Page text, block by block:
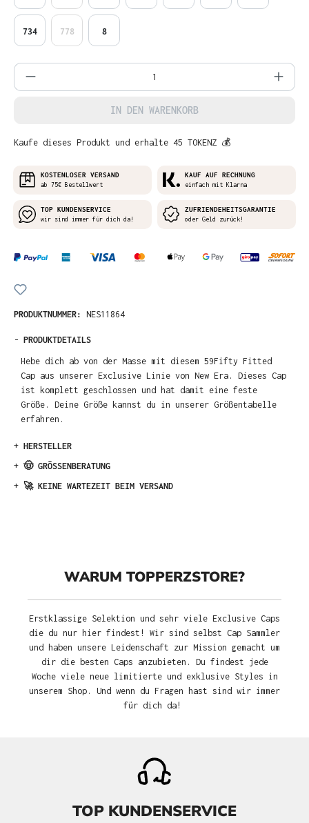
734 778 8
Produkt Anzahl: Gib den gewünschten
IN DEN WARENKORB
Kaufe dieses Produkt und erhalte 45 TOKENZ 💰
KOSTENLOSER VERSAND
ab 75€ Bestellwert
KAUF AUF RECHNUNG
einfach mit Klarna
TOP KUNDENSERVICE
wir sind immer für dich da!
ZUFRIENDEHEITSGARANTIE
oder Geld zurück!
PRODUKTNUMMER: NES11864
- PRODUKTDETAILS
Hebe dich ab von der Masse mit diesem 59Fifty Fitted
Cap aus unserer Exclusive Linie von New Era. Dieses Cap
ist komplett geschlossen und hat damit eine feste
Größe. Deine Größe kannst du in unserer Größentabelle
erfahren.
+ HERSTELLER
+ 🤠 GRÖSSENBERATUNG
+ 🚀 KEINE WARTEZEIT BEIM VERSAND
WARUM TOPPERZSTORE?
Erstklassige Selektion und sehr viele Exclusive Caps
die du nur hier findest! Wir sind selbst Cap Sammler
und haben unsere Leidenschaft zur Mission gemacht um
dir die besten Caps anzubieten. Du findest jede
Woche viele neue limitierte und exklusive Styles in
unserem Shop. Und wenn du Fragen hast sind wir immer
für dich da!
TOP KUNDENSERVICE